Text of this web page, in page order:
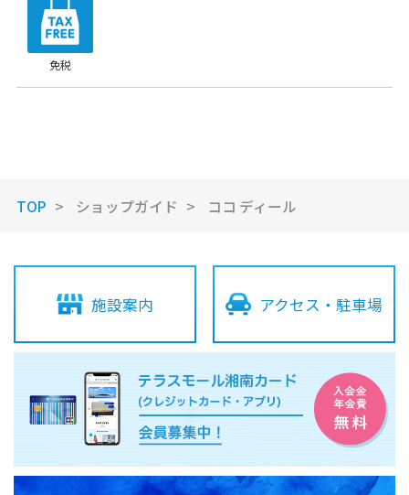
Terrace Mall Shonan Official Account
免税
TOP ショップガイド ココ ディール
施設案内 アクセス・駐車場